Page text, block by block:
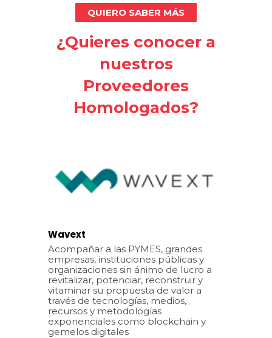
QUIERO SABER MÁS
¿Quieres conocer a
nuestros
Proveedores
Homologados?
Wavext
Acompañar a las PYMES, grandes
empresas, instituciones públicas y
organizaciones sin ánimo de lucro a
revitalizar, potenciar, reconstruir y
vitaminar su propuesta de valor a
través de tecnologías, medios,
recursos y metodologías
exponenciales como blockchain y
gemelos digitales